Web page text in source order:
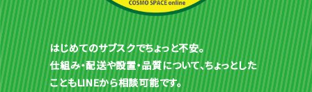
はじめてのサブスクでちょっと不安。
仕組み・配送や設置・品質について、ちょっとした
こともLINEから相談可能です。